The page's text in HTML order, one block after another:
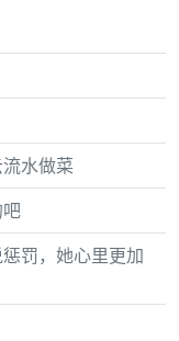
水做菜
罚，她心里更加